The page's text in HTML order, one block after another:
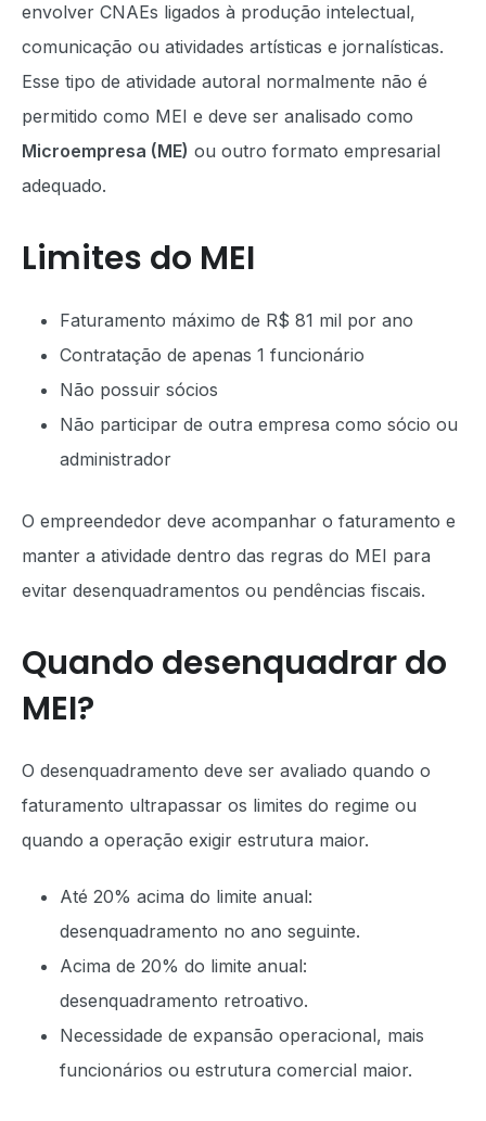
envolver CNAEs ligados à produção intelectual,
comunicação ou atividades artísticas e jornalísticas.
Esse tipo de atividade autoral normalmente não é
permitido como MEI e deve ser analisado como
Microempresa (ME) ou outro formato empresarial
adequado.
Limites do MEI
Faturamento máximo de R$ 81 mil por ano
Contratação de apenas 1 funcionário
Não possuir sócios
Não participar de outra empresa como sócio ou
administrador
O empreendedor deve acompanhar o faturamento e
manter a atividade dentro das regras do MEI para
evitar desenquadramentos ou pendências fiscais.
Quando desenquadrar do
MEI?
O desenquadramento deve ser avaliado quando o
faturamento ultrapassar os limites do regime ou
quando a operação exigir estrutura maior.
Até 20% acima do limite anual:
desenquadramento no ano seguinte.
Acima de 20% do limite anual:
desenquadramento retroativo.
Necessidade de expansão operacional, mais
funcionários ou estrutura comercial maior.